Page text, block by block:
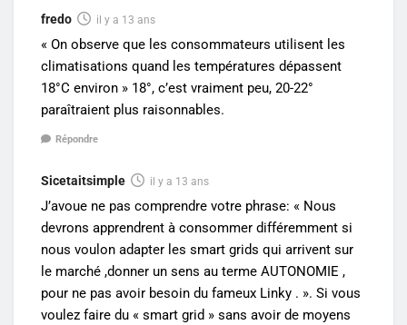
fredo il y a 13 ans
« On observe que les consommateurs utilisent les
climatisations quand les températures dépassent
18°C environ » 18°, c’est vraiment peu, 20-22°
paraîtraient plus raisonnables.
Répondre
Sicetaitsimple il y a 13 ans
J’avoue ne pas comprendre votre phrase: « Nous
devrons apprendrent à consommer différemment si
nous voulon adapter les smart grids qui arrivent sur
le marché ,donner un sens au terme AUTONOMIE ,
pour ne pas avoir besoin du fameux Linky . ». Si vous
voulez faire du « smart grid » sans avoir de moyens